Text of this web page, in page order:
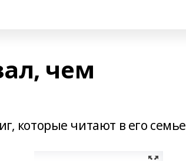
чем
которые читают в его семье